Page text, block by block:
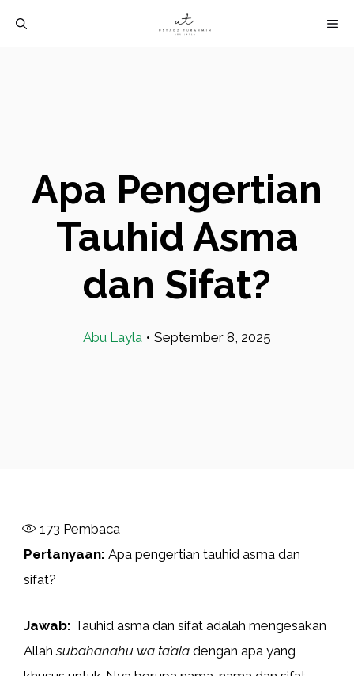
Apa Pengertian
Tauhid Asma
dan Sifat?
Abu Layla • September 8, 2025
173 Pembaca
Pertanyaan: Apa pengertian tauhid asma dan
sifat?
Jawab: Tauhid asma dan sifat adalah mengesakan
Allahsubahanahu wa ta’ala dengan apa yang